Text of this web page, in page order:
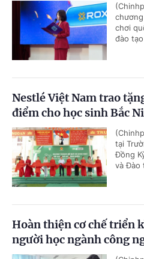
chơi
đào
Nestlé Việt Nam trao
điểm cho học sinh Bắc
tại
Đồng
và Đào
Hoàn thiện cơ chế triển
người học ngành công